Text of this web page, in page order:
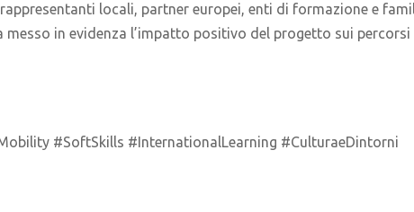
locali, partner europei, enti di formazione e
in evidenza l’impatto positivo del progetto sui
#SoftSkills #InternationalLearning #CulturaeDintorni